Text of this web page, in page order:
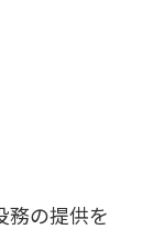
の提供を